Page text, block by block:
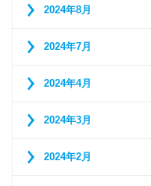
2024年8月
2024年7月
2024年4月
2024年3月
2024年2月